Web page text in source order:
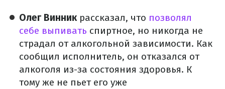
Олег Винникрассказал, что позволял
себе выпивать спиртное, но никогда не
страдал от алкогольной зависимости. Как
сообщил исполнитель, он отказался от
алкоголя из-за состояния здоровья. К
тому же не пьет его уже